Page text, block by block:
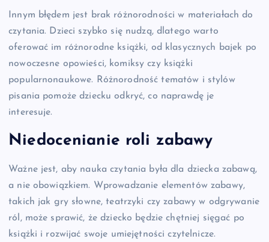
Innym błędem jest brak różnorodności w materiałach do
czytania. Dzieci szybko się nudzą, dlatego warto
oferować im różnorodne książki, od klasycznych bajek po
nowoczesne opowieści, komiksy czy książki
popularnonaukowe. Różnorodność tematów i stylów
pisania pomoże dziecku odkryć, co naprawdę je
interesuje.
Niedocenianie roli zabawy
Ważne jest, aby nauka czytania była dla dziecka zabawą,
a nie obowiązkiem. Wprowadzanie elementów zabawy,
takich jak gry słowne, teatrzyki czy zabawy w odgrywanie
ról, może sprawić, że dziecko będzie chętniej sięgać po
książki i rozwijać swoje umiejętności czytelnicze.